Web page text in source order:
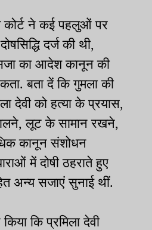
कोर्ट ने कई पहलुओं पर
दर्ज की थी,
का आदेश कानून की
बता दें कि गुमला की
देवी को हत्या के प्रयास,
लूट के सामान रखने,
कानून संशोधन
में दोषी ठहराते हुए
अन्य सजाएं सुनाई थीं.
कि प्रमिला देवी